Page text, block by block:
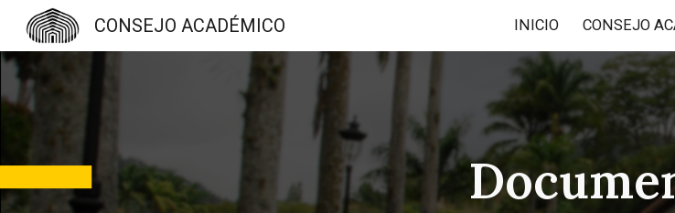
Skip to main content
CONSEJO ACADÉMICO INICIO CONSEJO